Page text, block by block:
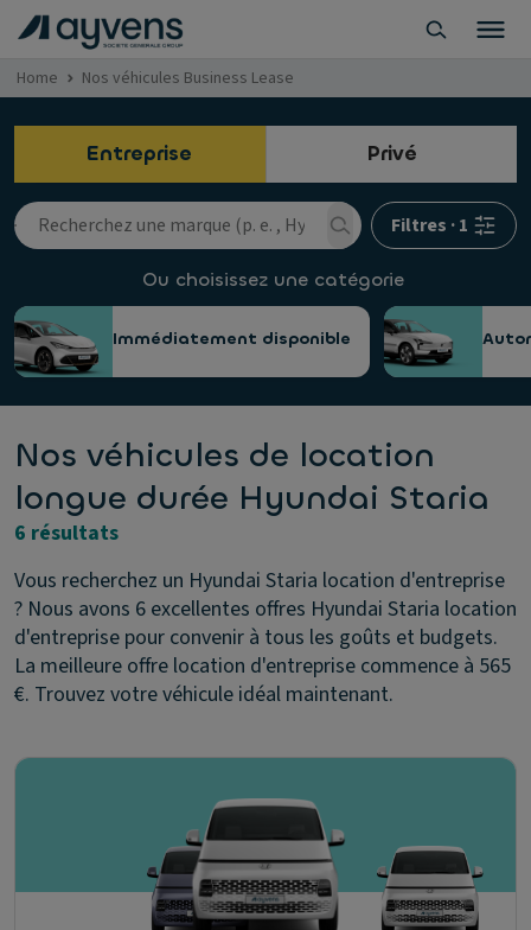
Home Nos véhicules Business Lease
Entreprise Privé
Filtres ·1
Ou choisissez une catégorie
Immédiatement disponible
Nos véhicules de location
longue durée Hyundai Staria
6 résultats
Vous recherchez un Hyundai Staria location d'entreprise
? Nous avons 6 excellentes offres Hyundai Staria location
d'entreprise pour convenir à tous les goûts et budgets.
La meilleure offre location d'entreprise commence à 565
€. Trouvez votre véhicule idéal maintenant.